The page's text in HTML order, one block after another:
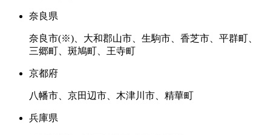
奈良県
奈良市(※)、大和郡山市、生駒市、香芝市、平群町、
三郷町、斑鳩町、王寺町
京都府
八幡市、京田辺市、木津川市、精華町
兵庫県